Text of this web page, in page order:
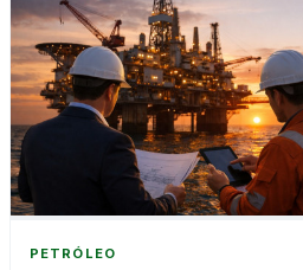
PETRÓLEO